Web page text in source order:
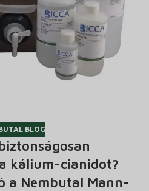
BLOG
kálium-cianidot?
a Nembutal Mann-